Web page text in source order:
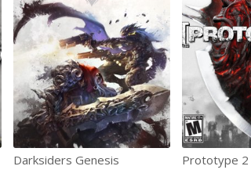
Darksiders Genesis Prototype 2